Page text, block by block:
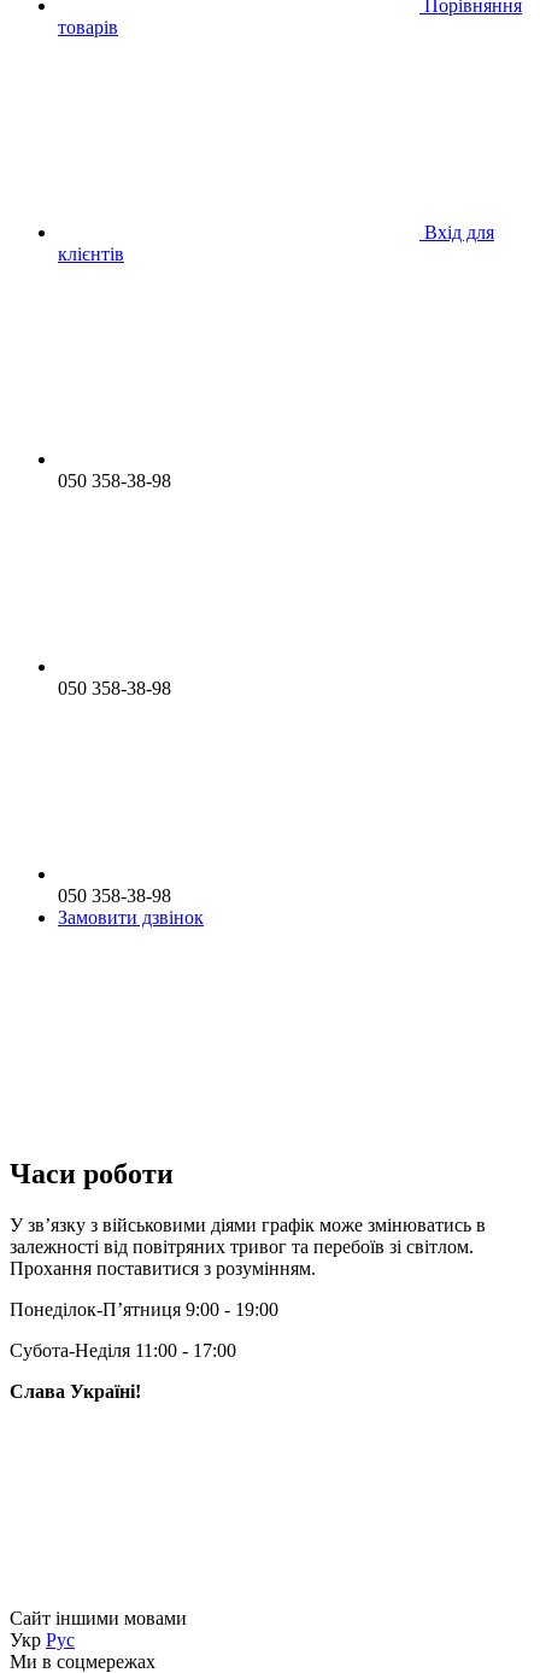
Порівняння
товарів
Вхід для
клієнтів
050 358-38-98
050 358-38-98
050 358-38-98
Замовити дзвінок
Часи роботи
У зв’язку з військовими діями графік може змінюватись в
залежності від повітряних тривог та перебоїв зі світлом.
Прохання поставитися з розумінням.
Понеділок-П’ятниця 9:00 - 19:00
Субота-Неділя 11:00 - 17:00
Слава Україні!
Сайт іншими мовами
Укр Рус
Ми в соцмережах